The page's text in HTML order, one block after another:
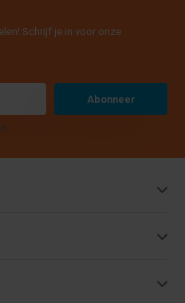
Schrijf je in voor onze
Abonneer